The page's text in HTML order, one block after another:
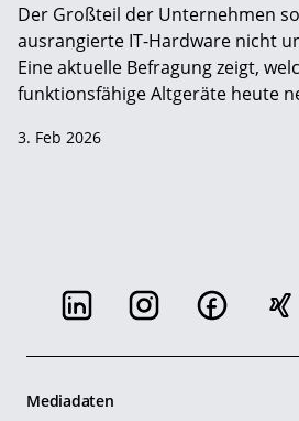
Der Großteil der Unternehmen
ausrangierte IT-Hardware nicht
Eine aktuelle Befragung zeigt,
funktionsfähige Altgeräte heute
3. Feb 2026
Mediadaten